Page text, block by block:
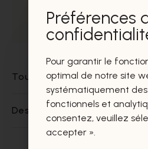
Prélèvement gratuit
Tout sur ce produit
Des questions sur ce
Préférences
Pour garantir le
optimal de notre site
systématiquement
fonctionnels et
consentez, veuillez
accepter ».